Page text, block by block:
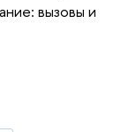
вызовы и